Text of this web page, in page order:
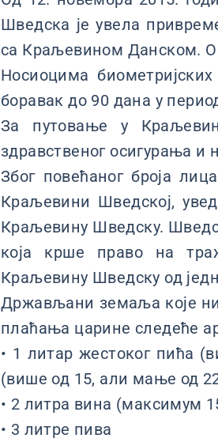
Шведска је увела
са Краљевином Данском.
Носиоцима
боравак до 90 дана у
За путовање у
здравственог осигурања и
Због повећаног броја
Краљевини Шведској,
Краљевину Шведску.
која крше право на
Краљевину Шведску од
Држављани земаља које
плаћања царине следеће
• 1 литар жестоког пића
(више од 15, али мање од
• 2 литра вина (максимум
• 3 литрe пива